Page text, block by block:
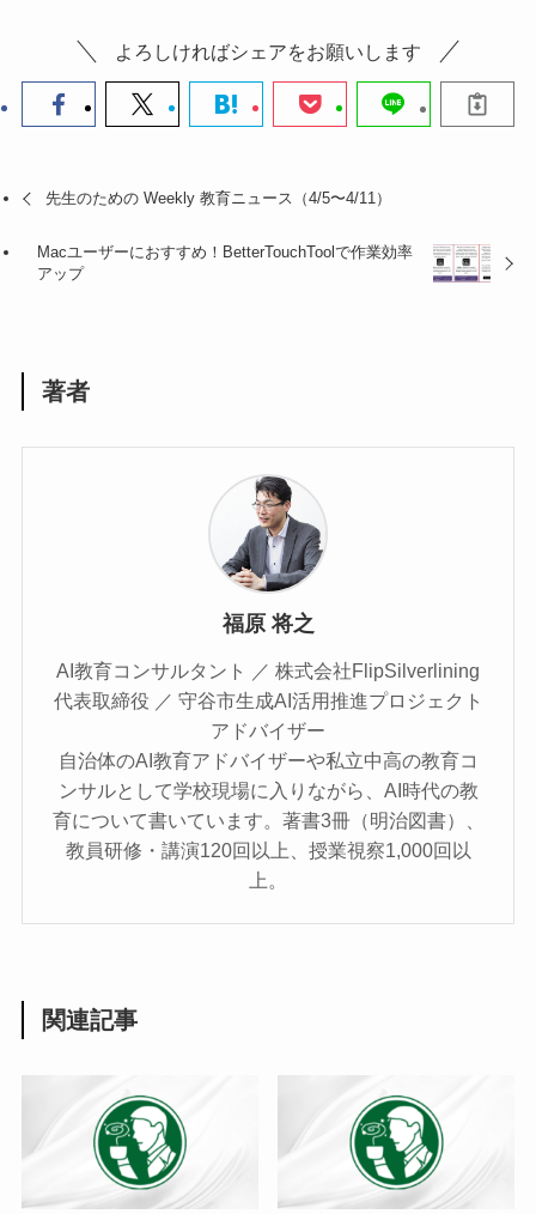
よろしければシェアをお願いします
先生のための Weekly 教育ニュース（4/5〜4/11）
Macユーザーにおすすめ！BetterTouchToolで作業効率
アップ
著者
福原 将之
AI教育コンサルタント ／ 株式会社FlipSilverlining
代表取締役 ／ 守谷市生成AI活用推進プロジェクト
アドバイザー
自治体のAI教育アドバイザーや私立中高の教育コ
ンサルとして学校現場に入りながら、AI時代の教
育について書いています。著書3冊（明治図書）、
教員研修・講演120回以上、授業視察1,000回以
上。
関連記事